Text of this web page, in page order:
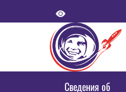
Сведения об